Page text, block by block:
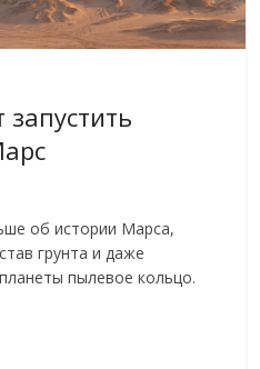
об истории Марса,
грунта и даже
пылевое кольцо.